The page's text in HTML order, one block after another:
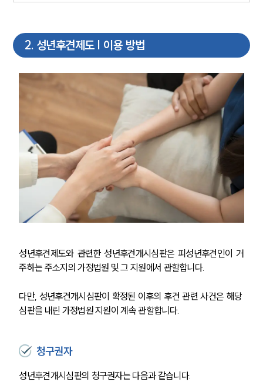
2. 성년후견제도 | 이용 방법
성년후견제도와 관련한 성년후견개시심판은 피성년후견인이 거
주하는 주소지의 가정법원 및 그 지원에서 관할합니다.
다만, 성년후견개시심판이 확정된 이후의 후견 관련 사건은 해당
심판을 내린 가정법원 지원이 계속 관할합니다.
청구권자
성년후견개시심판의 청구권자는 다음과 같습니다.